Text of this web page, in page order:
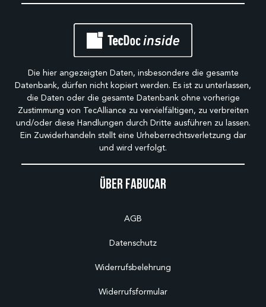
Über Fabucar
AGB
Datenschutz
Widerrufsbelehrung
Widerrufsformular
Die hier angezeigten Daten, insbesondere die gesamte
Datenbank, dürfen nicht kopiert werden. Es ist zu unterlassen,
die Daten oder die gesamte Datenbank ohne vorherige
Zustimmung von TecAlliance zu vervielfältigen, zu verbreiten
und/oder diese Handlungen durch Dritte ausführen zu lassen.
Ein Zuwiderhandeln stellt eine Urheberrechtsverletzung dar
und wird verfolgt.